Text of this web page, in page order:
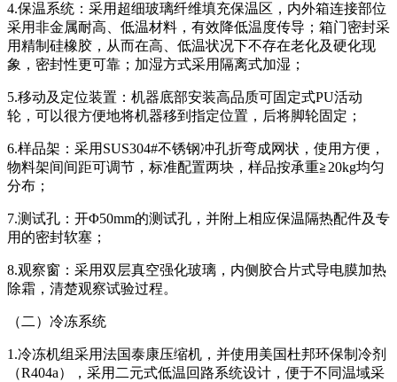
4.保温系统：采用超细玻璃纤维填充保温区，内外箱连接部位
采用非金属耐高、低温材料，有效降低温度传导；箱门密封采
用精制硅橡胶，从而在高、低温状况下不存在老化及硬化现
象，密封性更可靠；加湿方式采用隔离式加湿；
5.移动及定位装置：机器底部安装高品质可固定式PU活动
轮，可以很方便地将机器移到指定位置，后将脚轮固定；
6.样品架：采用SUS304#不锈钢冲孔折弯成网状，使用方便，
物料架间间距可调节，标准配置两块，样品按承重≧20kg均匀
分布；
7.测试孔：开Φ50mm的测试孔，并附上相应保温隔热配件及专
用的密封软塞；
8.观察窗：采用双层真空强化玻璃，内侧胶合片式导电膜加热
除霜，清楚观察试验过程。
（二）冷冻系统
1.冷冻机组采用法国泰康压缩机，并使用美国杜邦环保制冷剂
（R404a），采用二元式低温回路系统设计，便于不同温域采